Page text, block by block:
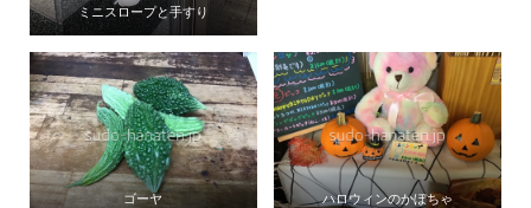
ミニスロープと手すり
ゴーヤ ハロウィンのかぼちゃ